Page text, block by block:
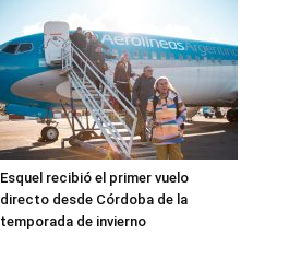
Esquel recibió el primer vuelo
directo desde Córdoba de la
temporada de invierno